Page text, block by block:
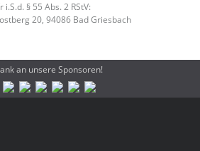
§ 55 Abs. 2 RStV:
20, 94086 Bad Griesbach
an unsere Sponsoren!